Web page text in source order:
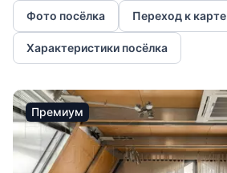
Фото посёлка Переход к карте
Характеристики посёлка
Премиум